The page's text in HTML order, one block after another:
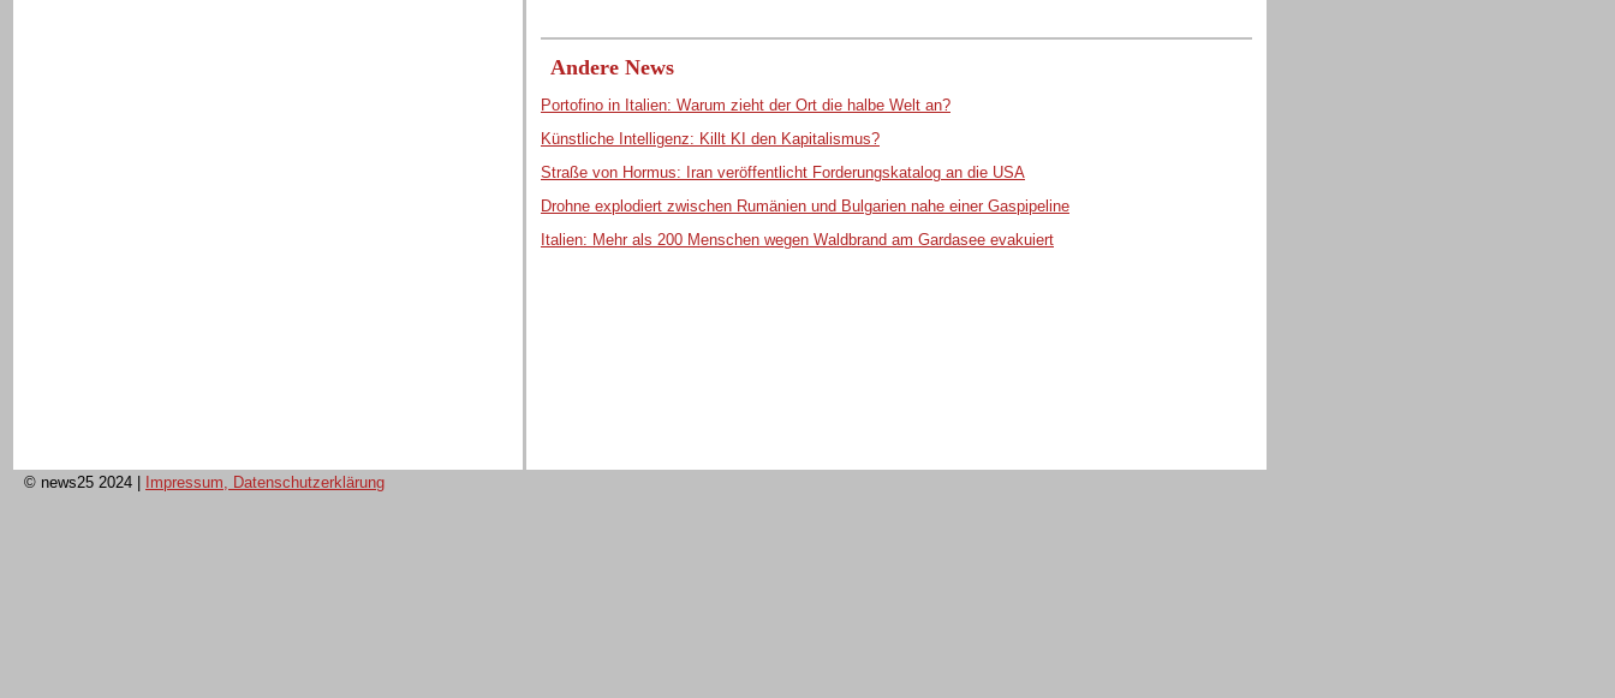
Andere News
Portofino in Italien: Warum zieht der Ort die halbe Welt an?
Künstliche Intelligenz: Killt KI den Kapitalismus?
Straße von Hormus: Iran veröffentlicht Forderungskatalog an die USA
Drohne explodiert zwischen Rumänien und Bulgarien nahe einer Gaspipeline
Italien: Mehr als 200 Menschen wegen Waldbrand am Gardasee evakuiert
© news25 2024 Impressum, Datenschutzerklärung